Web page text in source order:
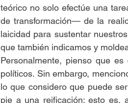
teórico no solo efectúe una
de transformación— de la
laicidad para sustentar
que también indicamos y
Personalmente, pienso que
políticos. Sin embargo,
lo que considero que puede
pie a una reificación; esto es,